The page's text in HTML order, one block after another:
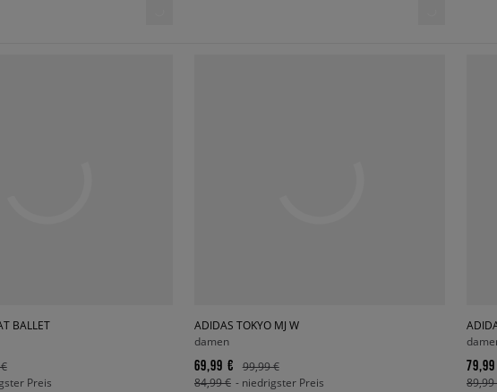
BALLET
Preis
ADIDAS TOKYO MJ W
damen
69,99 €
99,99 €
84,99 € - niedrigster Preis
89,99